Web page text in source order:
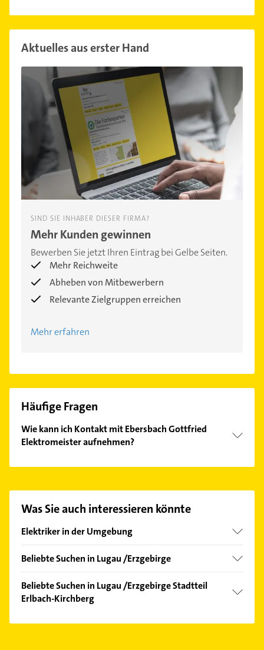
Aktuelles aus erster Hand
SIND SIE INHABER DIESER FIRMA?
Mehr Kunden gewinnen
Bewerben Sie jetzt Ihren Eintrag bei Gelbe Seiten.
Mehr Reichweite
Abheben von Mitbewerbern
Relevante Zielgruppen erreichen
Mehr erfahren
Häufige Fragen
Wie kann ich Kontakt mit Ebersbach Gottfried
Elektromeister aufnehmen?
Hier finden Sie alleKontaktdaten
Was Sie auch interessieren könnte
Elektriker in der Umgebung
Hohenstein-Ernstthal
Jahnsdorf /Erzgebirge
Neukirchen /Erzgebirge
Beliebte Suchen in Lugau /Erzgebirge
Klempner
Gasinstallateur
Beliebte Suchen in Lugau /Erzgebirge Stadtteil
Erlbach-Kirchberg